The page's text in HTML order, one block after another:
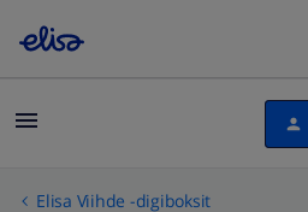
Elisa Viihde -digiboksit